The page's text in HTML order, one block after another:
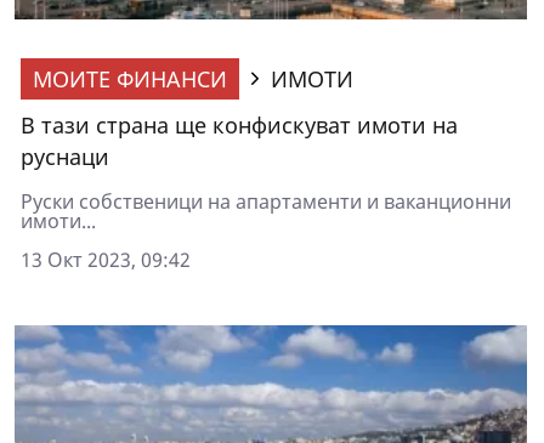
МОИТЕ ФИНАНСИ
ИМОТИ
В тази страна ще конфискуват имоти на
руснаци
Руски собственици на апартаменти и ваканционни
имоти...
13 Окт 2023, 09:42